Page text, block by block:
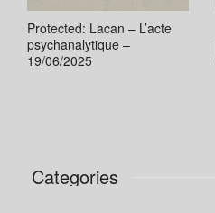
Protected: Lacan – L’acte
psychanalytique –
19/06/2025
Categories